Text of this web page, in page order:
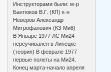
Инструкторами были: м-р
Бантюков В.Г. (КП) к-н
Неверов Александр
Митрофанович (КЗ Ми8)
В Январе 1977 ЛС Ми24
переучивался в Липецке
(теория) В феврале 1977
первые полеты на Ми24.
Конец марта-начало апреля